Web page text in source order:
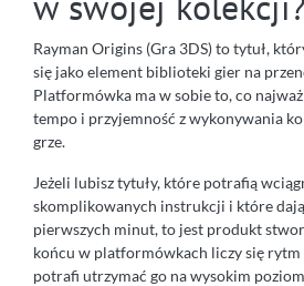
Rayman Origins (Gra 3DS) to tytuł,
się jako element biblioteki gier na
Platformówka ma w sobie to, co
tempo i przyjemność z wykonywania
grze.
Jeżeli lubisz tytuły, które potrafią
skomplikowanych instrukcji i które
pierwszych minut, to jest produkt
końcu w platformówkach liczy się rytm
potrafi utrzymać go na wysokim